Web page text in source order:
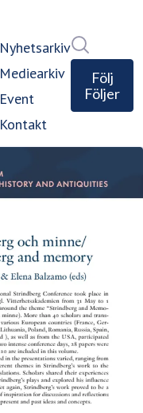
Nyhetsarkiv
Mediearkiv
Event
Kontakt
Följ
Följer